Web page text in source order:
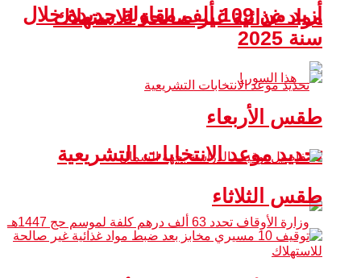
مواد غذائية غير صالحة للاستهلاك
تحديد موعد الانتخابات التشريعية
أزيد من 109 ألف مقاولة جديدة خلال
سنة 2025
طقس الأربعاء
طقس الثلاثاء